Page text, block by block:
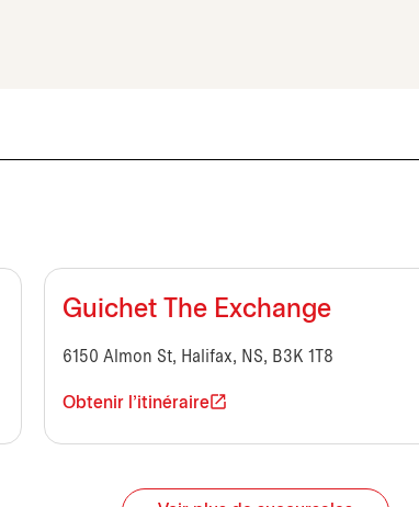
Guichet The Exchange
6150 Almon St, Halifax, NS, B3K 1T8
Obtenir l'itinéraire